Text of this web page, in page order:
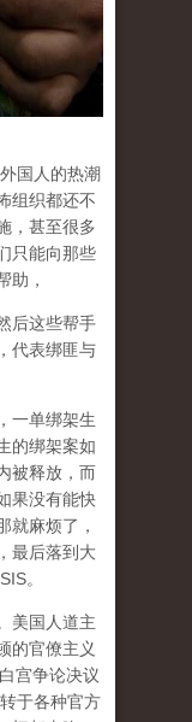
国人的热潮
组织都还不
，甚至很多
只能向那些
助，
后这些帮手
代表绑匪与
一单绑架生
的绑架案如
被释放，而
果没有能快
就麻烦了，
最后落到大
。
美国人道主
的官僚主义
宫争论决议
于各种官方